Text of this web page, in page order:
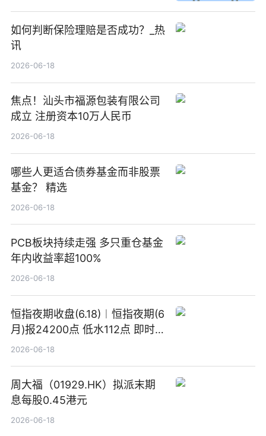
如何判断保险理赔是否成功？_热
讯
2026-06-18
焦点！汕头市福源包装有限公司
成立 注册资本10万人民币
2026-06-18
哪些人更适合债券基金而非股票
基金？ 精选
2026-06-18
PCB板块持续走强 多只重仓基金
年内收益率超100%
2026-06-18
恒指夜期收盘(6.18)︱恒指夜期(6
月)报24200点 低水112点 即时
焦点
2026-06-18
周大福（01929.HK）拟派末期
息每股0.45港元
2026-06-18